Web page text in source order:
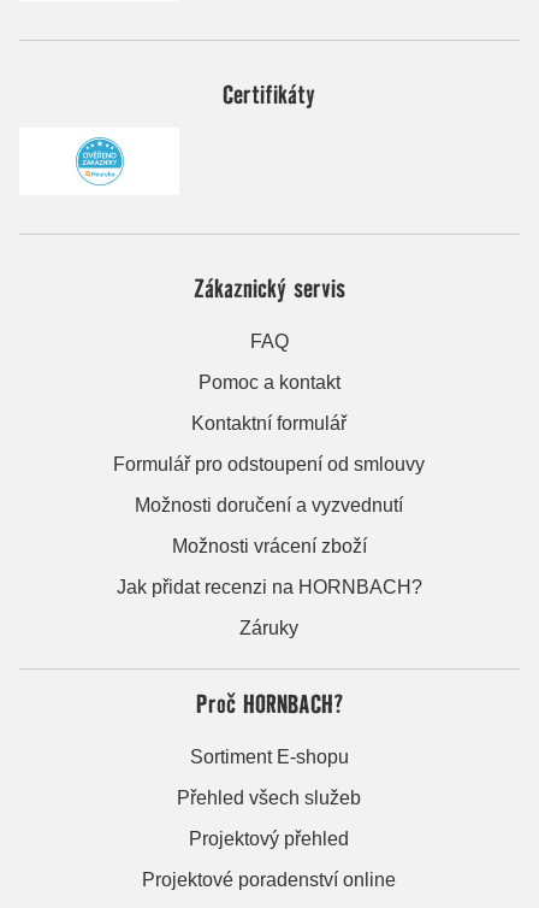
Certifikáty
Zákaznický servis
FAQ
Pomoc a kontakt
Kontaktní formulář
Formulář pro odstoupení od smlouvy
Možnosti doručení a vyzvednutí
Možnosti vrácení zboží
Jak přidat recenzi na HORNBACH?
Záruky
Proč HORNBACH?
Sortiment E-shopu
Přehled všech služeb
Projektový přehled
Projektové poradenství online